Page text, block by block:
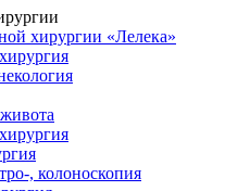
хирургии «Лелека»
, колоноскопия